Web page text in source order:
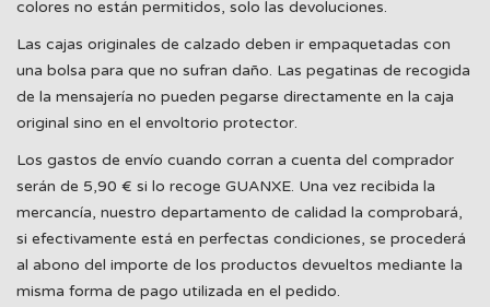
colores no están permitidos, solo las devoluciones.
Las cajas originales de calzado deben ir empaquetadas con
una bolsa para que no sufran daño. Las pegatinas de recogida
de la mensajería no pueden pegarse directamente en la caja
original sino en el envoltorio protector.
Los gastos de envío cuando corran a cuenta del comprador
serán de 5,90 € si lo recoge GUANXE. Una vez recibida la
mercancía, nuestro departamento de calidad la comprobará,
si efectivamente está en perfectas condiciones, se procederá
al abono del importe de los productos devueltos mediante la
misma forma de pago utilizada en el pedido.